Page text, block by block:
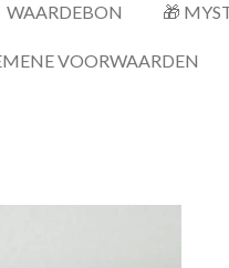
WAARDEBON 🎁
VOORWAARDEN